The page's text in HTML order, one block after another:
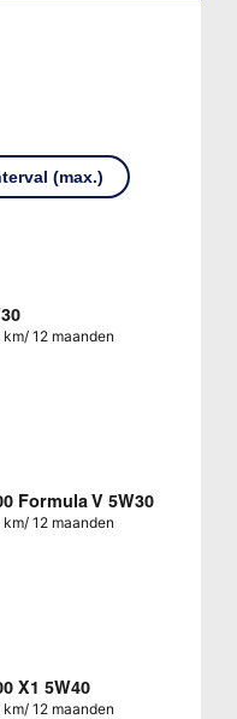
(max.)
12 maanden
Formula V 5W30
12 maanden
X1 5W40
12 maanden